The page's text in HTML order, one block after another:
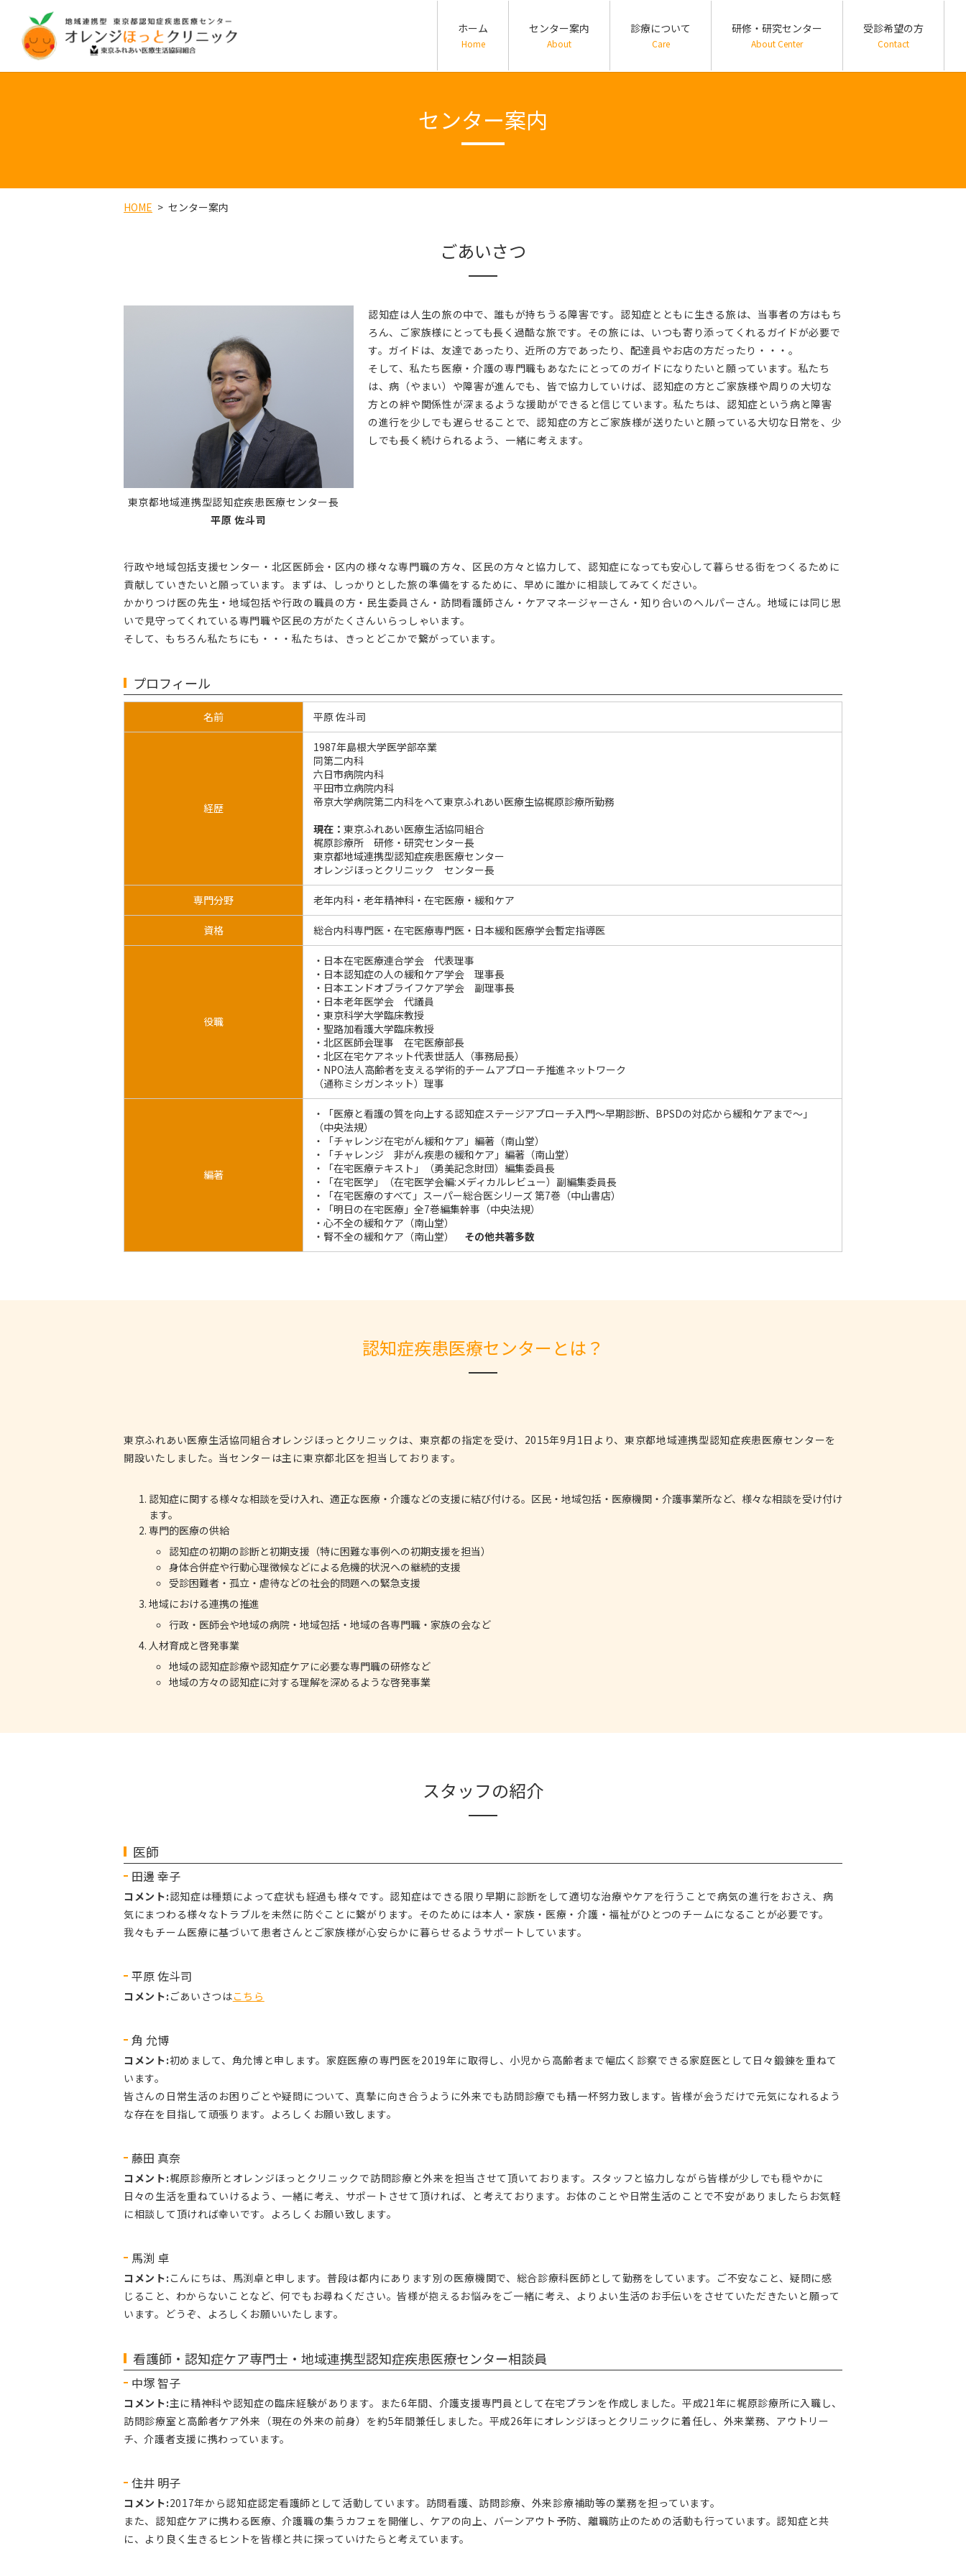
ホーム
Home
センター案内
About
診療について
Care
研修・研究センター
About Center
受診希望の方
Contact
センター案内
HOME センター案内
ごあいさつ
東京都地域連携型認知症疾患医療センター長
平原 佐斗司
認知症は人生の旅の中で、誰もが持ちうる障害です。認知症とともに生きる旅は、当事者の方はもち
ろん、ご家族様にとっても長く過酷な旅です。その旅には、いつも寄り添ってくれるガイドが必要で
す。ガイドは、友達であったり、近所の方であったり、配達員やお店の方だったり・・・。
そして、私たち医療・介護の専門職もあなたにとってのガイドになりたいと願っています。私たち
は、病（やまい）や障害が進んでも、皆で協力していけば、認知症の方とご家族様や周りの大切な
方との絆や関係性が深まるような援助ができると信じています。私たちは、認知症という病と障害
の進行を少しでも遅らせることで、認知症の方とご家族様が送りたいと願っている大切な日常を、少
しでも長く続けられるよう、一緒に考えます。
行政や地域包括支援センター・北区医師会・区内の様々な専門職の方々、区民の方々と協力して、認知症になっても安心して暮らせる街をつくるために
貢献していきたいと願っています。まずは、しっかりとした旅の準備をするために、早めに誰かに相談してみてください。
かかりつけ医の先生・地域包括や行政の職員の方・民生委員さん・訪問看護師さん・ケアマネージャーさん・知り合いのヘルパーさん。地域には同じ思
いで見守ってくれている専門職や区民の方がたくさんいらっしゃいます。
そして、もちろん私たちにも・・・私たちは、きっとどこかで繋がっています。
プロフィール
名前 平原 佐斗司
経歴
1987年島根大学医学部卒業
同第二内科
六日市病院内科
平田市立病院内科
帝京大学病院第二内科をへて東京ふれあい医療生協梶原診療所勤務
現在： 東京ふれあい医療生活協同組合
梶原診療所 研修・研究センター長
東京都地域連携型認知症疾患医療センター
オレンジほっとクリニック センター長
専門分野 老年内科・老年精神科・在宅医療・緩和ケア
資格 総合内科専門医・在宅医療専門医・日本緩和医療学会暫定指導医
役職
・日本在宅医療連合学会 代表理事
・日本認知症の人の緩和ケア学会 理事長
・日本エンドオブライフケア学会 副理事長
・日本老年医学会 代議員
・東京科学大学臨床教授
・聖路加看護大学臨床教授
・北区医師会理事 在宅医療部長
・北区在宅ケアネット代表世話人（事務局長）
・NPO法人高齢者を支える学術的チームアプローチ推進ネットワーク
（通称ミシガンネット）理事
編著
・「医療と看護の質を向上する認知症ステージアプローチ入門～早期診断、BPSDの対応から緩和ケアまで～」
（中央法規）
・「チャレンジ在宅がん緩和ケア」編著（南山堂）
・「チャレンジ 非がん疾患の緩和ケア」編著（南山堂）
・「在宅医療テキスト」（勇美記念財団）編集委員長
・「在宅医学」（在宅医学会編:メディカルレビュー）副編集委員長
・「在宅医療のすべて」スーパー総合医シリーズ 第7巻（中山書店）
・「明日の在宅医療」全7巻編集幹事（中央法規）
・心不全の緩和ケア（南山堂）
・腎不全の緩和ケア（南山堂） その他共著多数
認知症疾患医療センターとは？
東京ふれあい医療生活協同組合オレンジほっとクリニックは、東京都の指定を受け、2015年9月1日より、東京都地域連携型認知症疾患医療センターを
開設いたしました。当センターは主に東京都北区を担当しております。
認知症に関する様々な相談を受け入れ、適正な医療・介護などの支援に結び付ける。区民・地域包括・医療機関・介護事業所など、様々な相談を受け付け
ます。
専門的医療の供給
認知症の初期の診断と初期支援（特に困難な事例への初期支援を担当）
身体合併症や行動心理徴候などによる危機的状況への継続的支援
受診困難者・孤立・虐待などの社会的問題への緊急支援
地域における連携の推進
行政・医師会や地域の病院・地域包括・地域の各専門職・家族の会など
人材育成と啓発事業
地域の認知症診療や認知症ケアに必要な専門職の研修など
地域の方々の認知症に対する理解を深めるような啓発事業
スタッフの紹介
医師
田邊 幸子
コメント:認知症は種類によって症状も経過も様々です。認知症はできる限り早期に診断をして適切な治療やケアを行うことで病気の進行をおさえ、病
気にまつわる様々なトラブルを未然に防ぐことに繋がります。そのためには本人・家族・医療・介護・福祉がひとつのチームになることが必要です。
我々もチーム医療に基づいて患者さんとご家族様が心安らかに暮らせるようサポートしています。
平原 佐斗司
コメント: ごあいさつはこちら
角 允博
コメント:初めまして、角允博と申します。家庭医療の専門医を2019年に取得し、小児から高齢者まで幅広く診察できる家庭医として日々鍛錬を重ねて
います。
皆さんの日常生活のお困りごとや疑問について、真摯に向き合うように外来でも訪問診療でも精一杯努力致します。皆様が会うだけで元気になれるよう
な存在を目指して頑張ります。よろしくお願い致します。
藤田 真奈
コメント:梶原診療所とオレンジほっとクリニックで訪問診療と外来を担当させて頂いております。スタッフと協力しながら皆様が少しでも穏やかに
日々の生活を重ねていけるよう、一緒に考え、サポートさせて頂ければ、と考えております。お体のことや日常生活のことで不安がありましたらお気軽
に相談して頂ければ幸いです。よろしくお願い致します。
馬渕 卓
コメント: こんにちは、馬渕卓と申します。普段は都内にあります別の医療機関で、総合診療科医師として勤務をしています。ご不安なこと、疑問に感
じること、わからないことなど、何でもお尋ねください。皆様が抱えるお悩みをご一緒に考え、よりよい生活のお手伝いをさせていただきたいと願って
います。どうぞ、よろしくお願いいたします。
看護師・認知症ケア専門士・地域連携型認知症疾患医療センター相談員
中塚 智子
コメント:主に精神科や認知症の臨床経験があります。また6年間、介護支援専門員として在宅プランを作成しました。平成21年に梶原診療所に入職し、
訪問診療室と高齢者ケア外来（現在の外来の前身）を約5年間兼任しました。平成26年にオレンジほっとクリニックに着任し、外来業務、アウトリー
チ、介護者支援に携わっています。
住井 明子
コメント:2017年から認知症認定看護師として活動しています。訪問看護、訪問診療、外来診療補助等の業務を担っています。
また、認知症ケアに携わる医療、介護職の集うカフェを開催し、ケアの向上、バーンアウト予防、離職防止のための活動も行っています。認知症と共
に、より良く生きるヒントを皆様と共に探っていけたらと考えています。